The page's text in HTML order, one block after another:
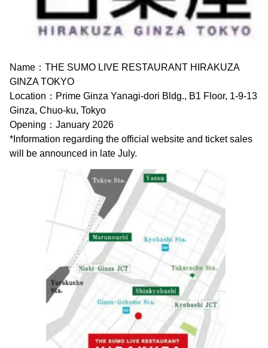
Name：THE SUMO LIVE RESTAURANT HIRAKUZA
GINZA TOKYO
Location：Prime Ginza Yanagi-dori Bldg., B1 Floor, 1-9-13
Ginza, Chuo-ku, Tokyo
Opening：January 2026
*Information regarding the official website and ticket sales
will be announced in late July.